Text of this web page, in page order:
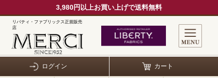
3,980円以上お買い上げで送料無料
リバティ・ファブリックス正規販売
店
ログイン カート